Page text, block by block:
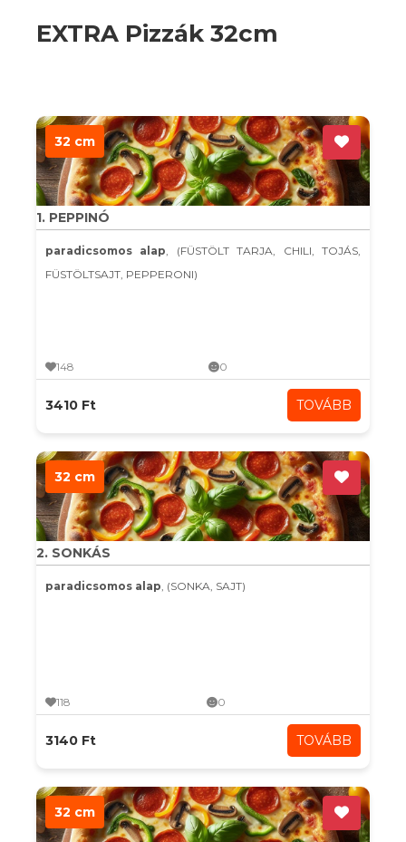
EXTRA Pizzák 32cm
32 cm
1. PEPPINÓ
paradicsomos alap, (FÜSTÖLT TARJA, CHILI, TOJÁS,
FÜSTÖLTSAJT, PEPPERONI)
148 0
3410 Ft TOVÁBB
32 cm
2. SONKÁS
paradicsomos alap, (SONKA, SAJT)
118 0
3140 Ft TOVÁBB
32 cm